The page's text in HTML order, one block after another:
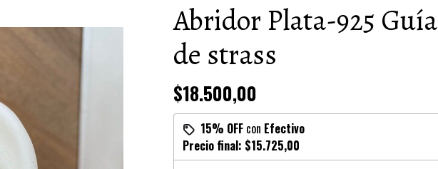
Abridor Plata-925 Guía
de strass
$18.500,00
15% OFFcon Efectivo
Precio final: $15.725,00